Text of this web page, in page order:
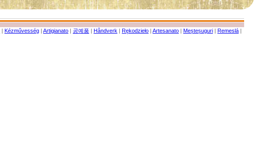
| Kézművesség | Artigianato | 공예품 | Håndverk | Rękodzieło | Artesanato | Meșteșuguri | Remeslá |